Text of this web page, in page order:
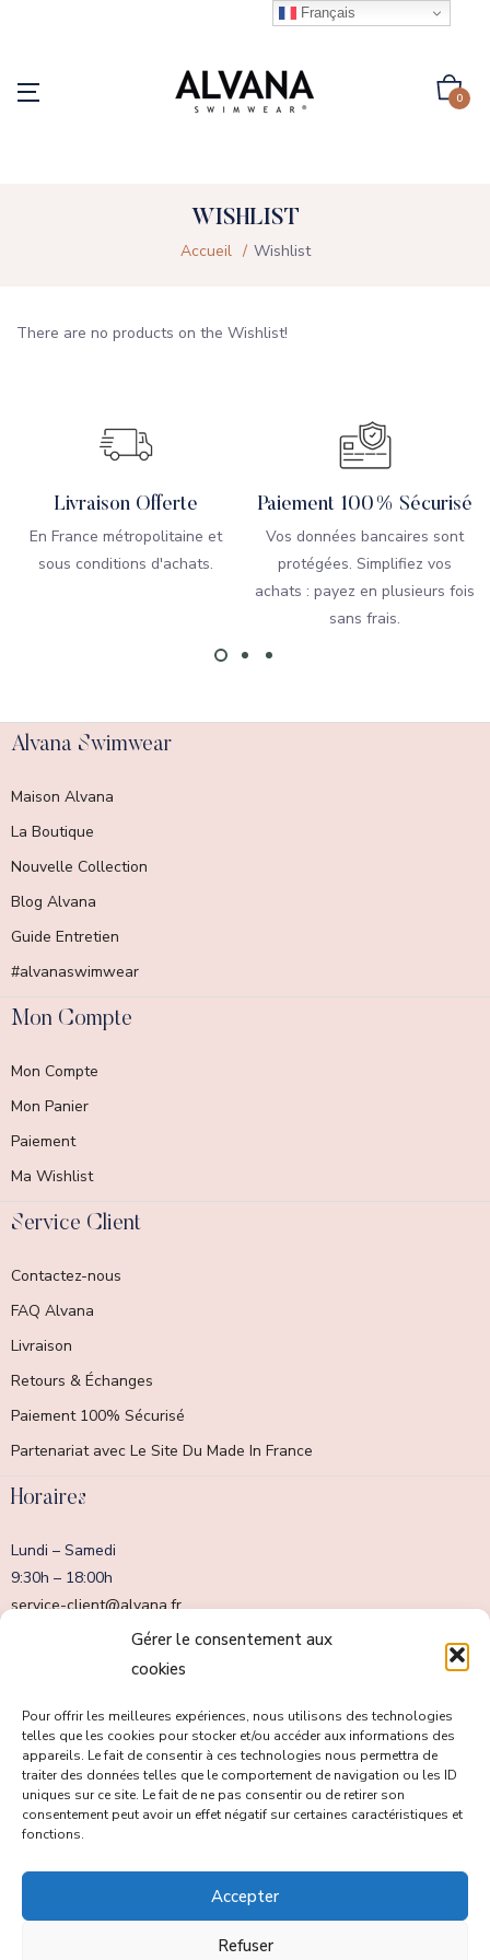
Gérer le consentement aux
cookies
Pour offrir les meilleures expériences, nous utilisons des technologies
telles que les cookies pour stocker et/ou accéder aux informations des
appareils. Le fait de consentir à ces technologies nous permettra de
traiter des données telles que le comportement de navigation ou les ID
uniques sur ce site. Le fait de ne pas consentir ou de retirer son
consentement peut avoir un effet négatif sur certaines caractéristiques et
fonctions.
Accepter
Refuser
0
WISHLIST
Accueil Wishlist
There are no products on the Wishlist!
Livraison Offerte
En France métropolitaine et
sous conditions d'achats.
Paiement 100% Sécurisé
Vos données bancaires sont
protégées. Simplifiez vos
achats : payez en plusieurs fois
sans frais.
Alvana Swimwear
Maison Alvana
La Boutique
Nouvelle Collection
Blog Alvana
Guide Entretien
#alvanaswimwear
Mon Compte
Mon Compte
Mon Panier
Paiement
Ma Wishlist
Service Client
Contactez-nous
FAQ Alvana
Livraison
Retours & Échanges
Paiement 100% Sécurisé
Partenariat avec Le Site Du Made In France
Horaires
Lundi – Samedi
9:30h – 18:00h
service-client@alvana.fr
Tous droits réservés copyright © Alvana Swimwear 2023.
Conditions générales de vente
Français